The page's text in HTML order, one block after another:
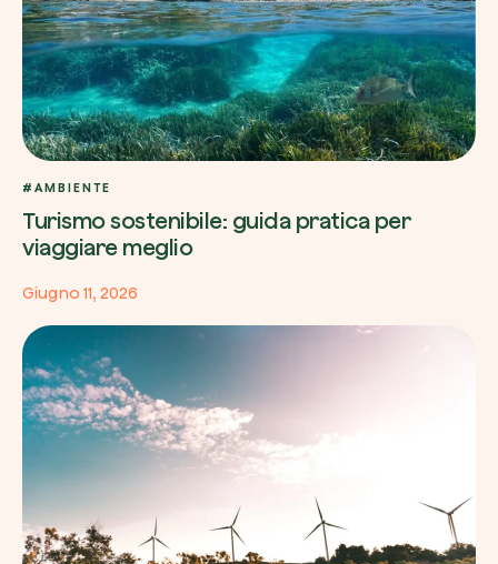
#AMBIENTE
Turismo sostenibile: guida pratica per
viaggiare meglio
Giugno 11, 2026